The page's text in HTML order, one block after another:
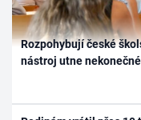
Rozpohybují české
nástroj utne